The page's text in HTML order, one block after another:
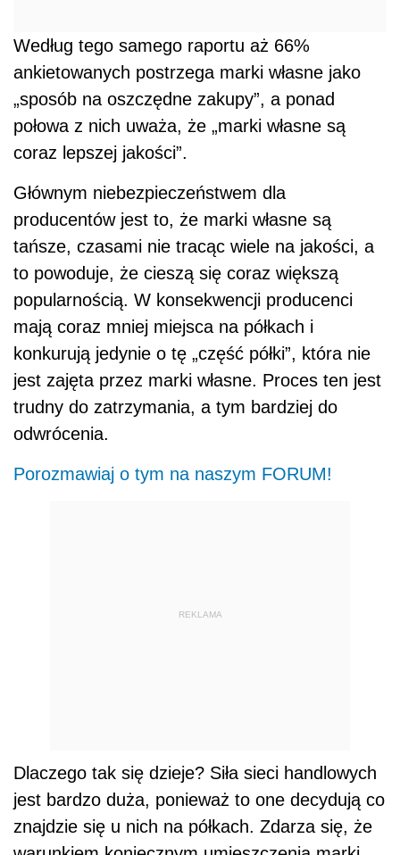
Według tego samego raportu aż 66%
ankietowanych postrzega marki własne jako
„sposób na oszczędne zakupy”, a ponad
połowa z nich uważa, że „marki własne są
coraz lepszej jakości”.
Głównym niebezpieczeństwem dla
producentów jest to, że marki własne są
tańsze, czasami nie tracąc wiele na jakości, a
to powoduje, że cieszą się coraz większą
popularnością. W konsekwencji producenci
mają coraz mniej miejsca na półkach i
konkurują jedynie o tę „część półki”, która nie
jest zajęta przez marki własne. Proces ten jest
trudny do zatrzymania, a tym bardziej do
odwrócenia.
Porozmawiaj o tym na naszym FORUM!
REKLAMA
Dlaczego tak się dzieje? Siła sieci handlowych
jest bardzo duża, ponieważ to one decydują co
znajdzie się u nich na półkach. Zdarza się, że